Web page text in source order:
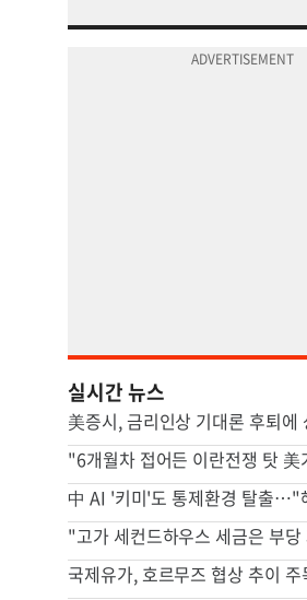
실시간 뉴스